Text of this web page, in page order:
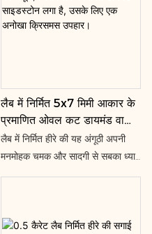
लैब में निर्मित 5x7 मिमी आकार के
प्रमाणित ओवल कट डायमंड वाली
सगाई की अंगूठी, जिसमें लैब में
निर्मित डायमंड साइडस्टोन लगा है,
लैब में निर्मित हीरे की यह अंगूठी अपनी
मनमोहक चमक और सादगी से सबका ध्यान
आकर्षित करती है। यह क्लासिक शैली का
है जिसे वह हमेशा संजोकर रखेगी। इसका